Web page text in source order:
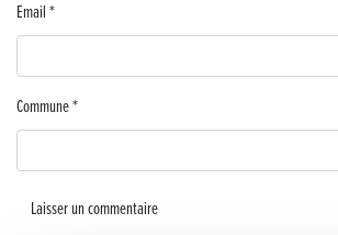
🧗‍♂️ Open d’escalade
Une visite pleine de saveurs à La Ferme du Coq Bressan à
Email*
Commune*